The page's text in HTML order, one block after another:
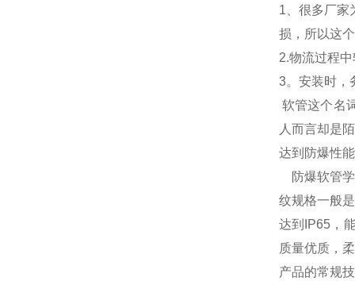
1、很多厂家
损，所以这
2.物流过程
3。安装时，
软管这个名
人而言却是
达到防爆性
防爆软管学
纹规格一般
达到IP65，
质量优质，
产品的常规